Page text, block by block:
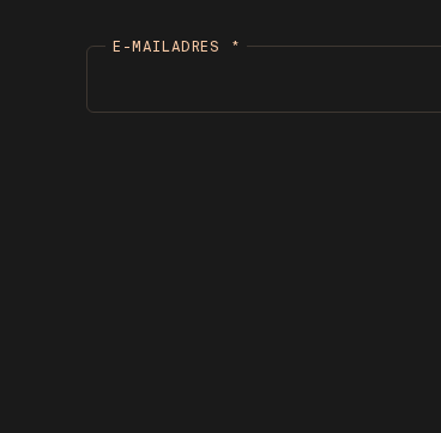
E-MAILADRES *